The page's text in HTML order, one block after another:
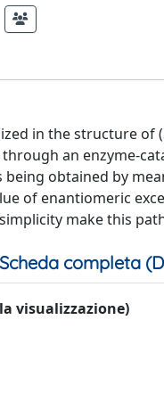
in the structure
an enzyme-
obtained by
of enantiomeric
make this
Scheda completa
visualizzazione)